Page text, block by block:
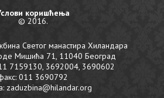
коришћења
© 2016.
Светог манастира Хиландара
Мишића 71, 11040 Београд
7159130, 3692004, 3690602
011 3690792
zaduzbina@hilandar.org